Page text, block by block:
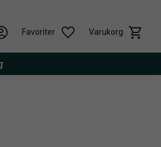
Favoriter Varukorg
Önskelista